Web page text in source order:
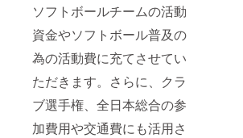
ソフトボールチームの活動
資金やソフトボール普及の
為の活動費に充てさせてい
ただきます。さらに、クラ
ブ選手権、全日本総合の参
加費用や交通費にも活用さ